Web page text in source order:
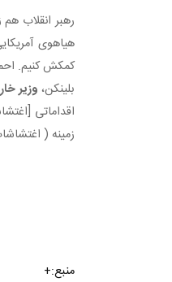
رهبر انقلاب
هیاهوی
کمکش کنیم.
بلینکن، وزیر
اقداماتی
زمینه (
منبع:+